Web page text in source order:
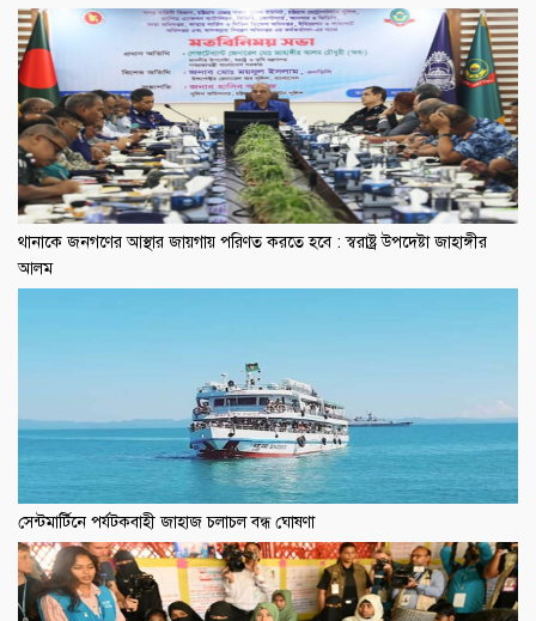
থানাকে জনগণের আস্থার জায়গায় পরিণত করতে হবে : স্বরাষ্ট্র উপদেষ্টা জাহাঙ্গীর
আলম
সেন্টমার্টিনে পর্যটকবাহী জাহাজ চলাচল বন্ধ ঘোষণা